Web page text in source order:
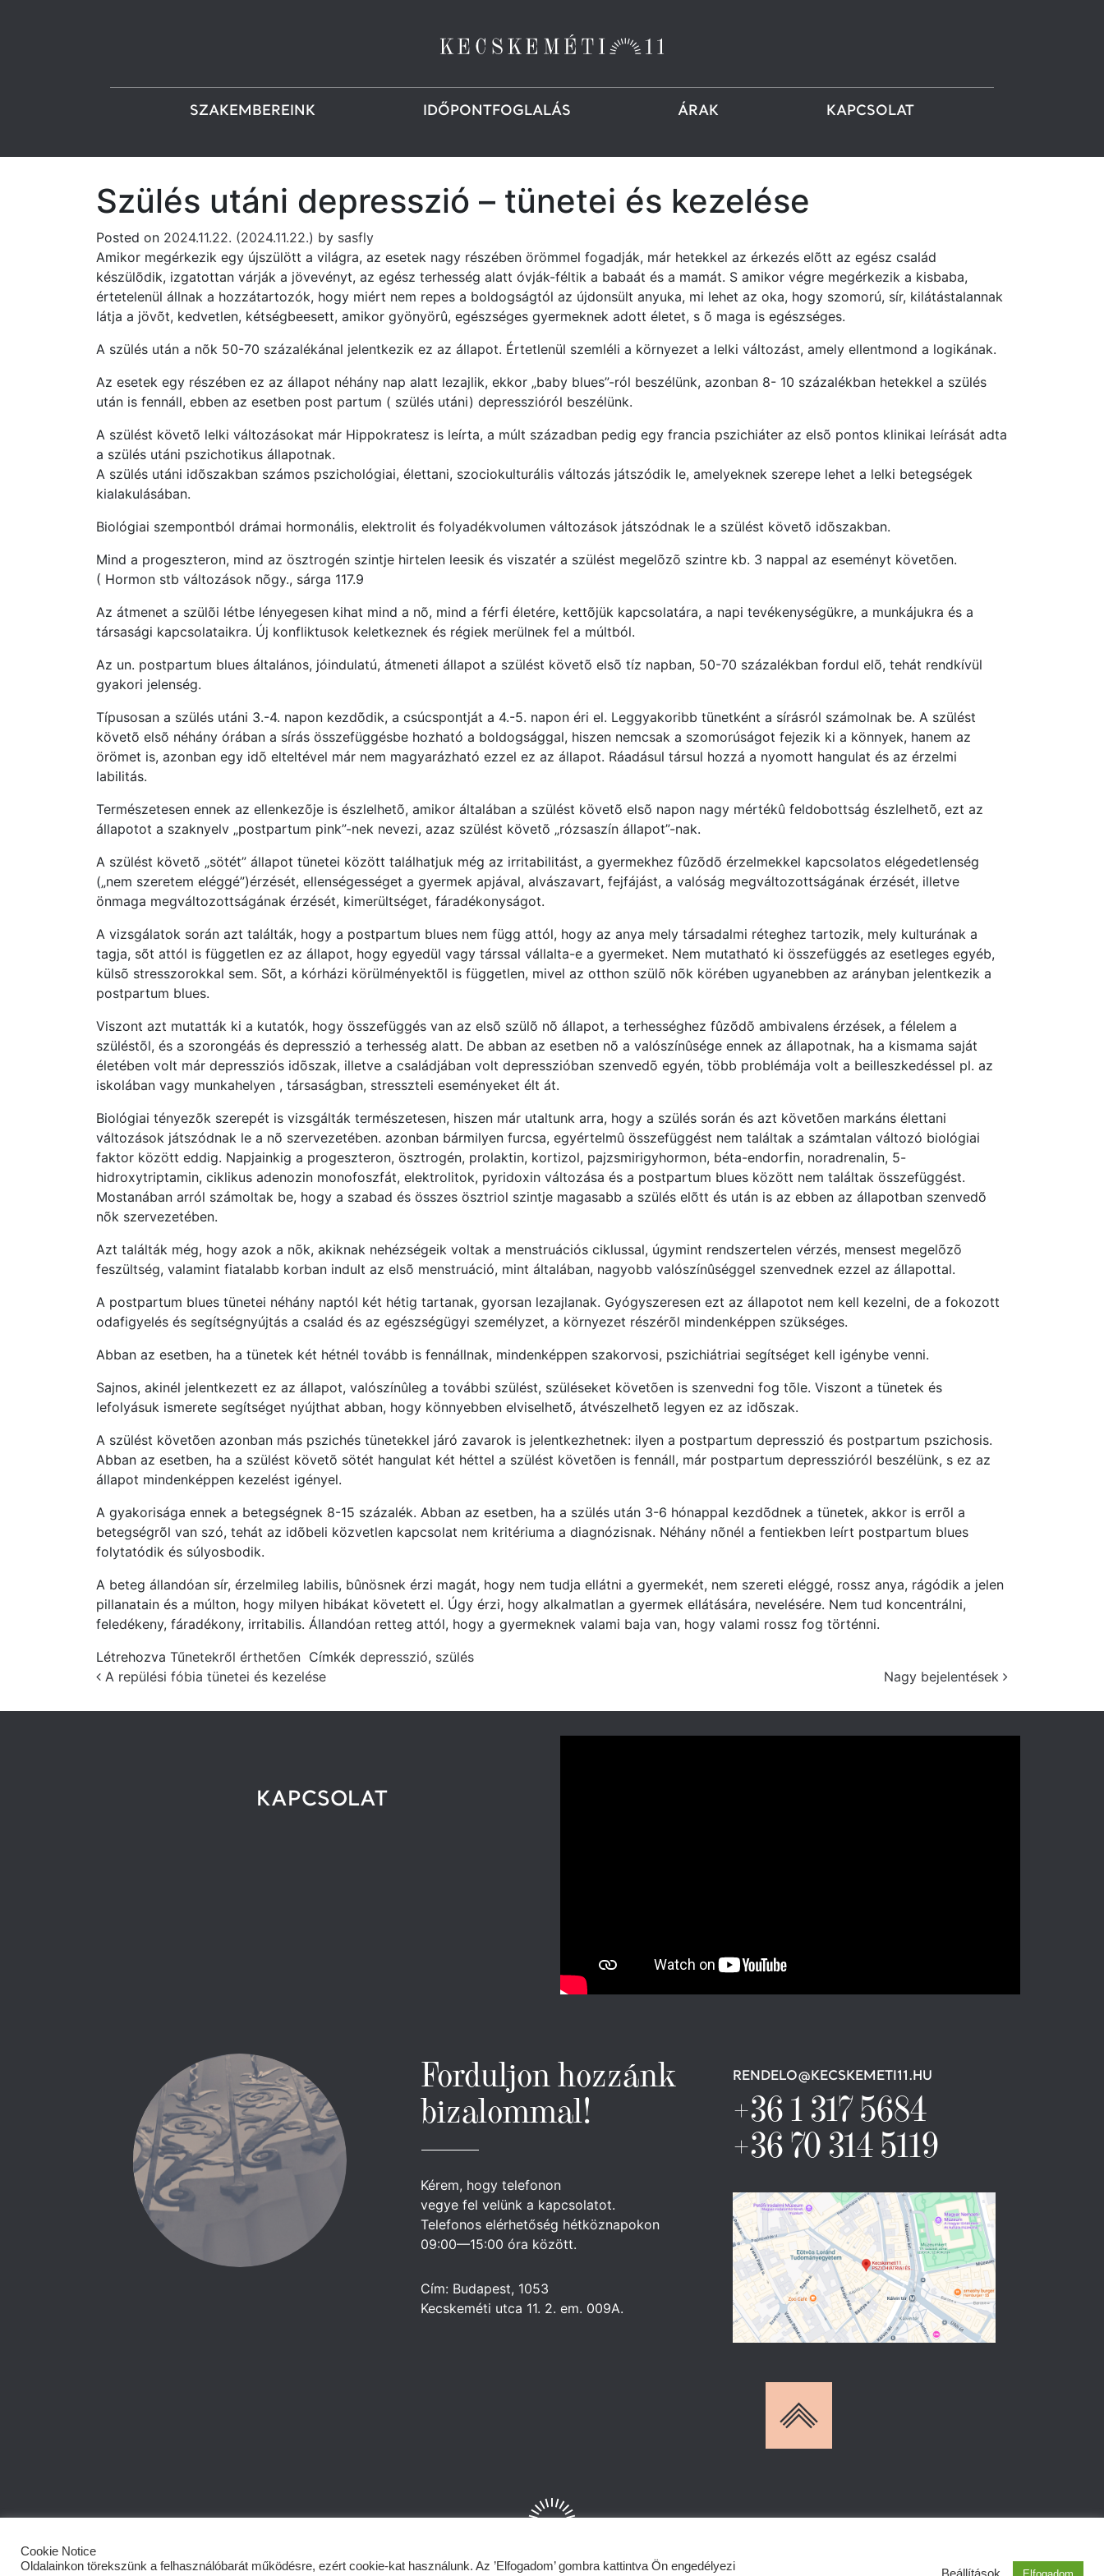
Main Navigation
SZAKEMBEREINK IDŐPONTFOGLALÁS ÁRAK KAPCSOLAT
Szülés utáni depresszió – tünetei és kezelése
Posted on 2024.11.22. (2024.11.22.) by sasfly
Amikor megérkezik egy újszülött a világra, az esetek nagy részében örömmel fogadják, már hetekkel az érkezés elõtt az egész család
készülõdik, izgatottan várják a jövevényt, az egész terhesség alatt óvják-féltik a babaát és a mamát. S amikor végre megérkezik a kisbaba,
értetelenül állnak a hozzátartozók, hogy miért nem repes a boldogságtól az újdonsült anyuka, mi lehet az oka, hogy szomorú, sír, kilátástalannak
látja a jövõt, kedvetlen, kétségbeesett, amikor gyönyörû, egészséges gyermeknek adott életet, s õ maga is egészséges.
A szülés után a nõk 50-70 százalékánal jelentkezik ez az állapot. Értetlenül szemléli a környezet a lelki változást, amely ellentmond a logikának.
Az esetek egy részében ez az állapot néhány nap alatt lezajlik, ekkor „baby blues”-ról beszélünk, azonban 8- 10 százalékban hetekkel a szülés
után is fennáll, ebben az esetben post partum ( szülés utáni) depresszióról beszélünk.
A szülést követõ lelki változásokat már Hippokratesz is leírta, a múlt században pedig egy francia pszichiáter az elsõ pontos klinikai leírását adta
a szülés utáni pszichotikus állapotnak.
A szülés utáni idõszakban számos pszichológiai, élettani, szociokulturális változás játszódik le, amelyeknek szerepe lehet a lelki betegségek
kialakulásában.
Biológiai szempontból drámai hormonális, elektrolit és folyadékvolumen változások játszódnak le a szülést követõ idõszakban.
Mind a progeszteron, mind az ösztrogén szintje hirtelen leesik és viszatér a szülést megelõzõ szintre kb. 3 nappal az eseményt követõen.
( Hormon stb változások nõgy., sárga 117.9
Az átmenet a szülõi létbe lényegesen kihat mind a nõ, mind a férfi életére, kettõjük kapcsolatára, a napi tevékenységükre, a munkájukra és a
társasági kapcsolataikra. Új konfliktusok keletkeznek és régiek merülnek fel a múltból.
Az un. postpartum blues általános, jóindulatú, átmeneti állapot a szülést követõ elsõ tíz napban, 50-70 százalékban fordul elõ, tehát rendkívül
gyakori jelenség.
Típusosan a szülés utáni 3.-4. napon kezdõdik, a csúcspontját a 4.-5. napon éri el. Leggyakoribb tünetként a sírásról számolnak be. A szülést
követõ elsõ néhány órában a sírás összefüggésbe hozható a boldogsággal, hiszen nemcsak a szomorúságot fejezik ki a könnyek, hanem az
örömet is, azonban egy idõ elteltével már nem magyarázható ezzel ez az állapot. Ráadásul társul hozzá a nyomott hangulat és az érzelmi
labilitás.
Természetesen ennek az ellenkezõje is észlelhetõ, amikor általában a szülést követõ elsõ napon nagy mértékû feldobottság észlelhetõ, ezt az
állapotot a szaknyelv „postpartum pink”-nek nevezi, azaz szülést követõ „rózsaszín állapot”-nak.
A szülést követõ „sötét” állapot tünetei között találhatjuk még az irritabilitást, a gyermekhez fûzõdõ érzelmekkel kapcsolatos elégedetlenség
(„nem szeretem eléggé”)érzését, ellenségességet a gyermek apjával, alvászavart, fejfájást, a valóság megváltozottságának érzését, illetve
önmaga megváltozottságának érzését, kimerültséget, fáradékonyságot.
A vizsgálatok során azt találták, hogy a postpartum blues nem függ attól, hogy az anya mely társadalmi réteghez tartozik, mely kulturának a
tagja, sõt attól is független ez az állapot, hogy egyedül vagy társsal vállalta-e a gyermeket. Nem mutatható ki összefüggés az esetleges egyéb,
külsõ stresszorokkal sem. Sõt, a kórházi körülményektõl is független, mivel az otthon szülõ nõk körében ugyanebben az arányban jelentkezik a
postpartum blues.
Viszont azt mutatták ki a kutatók, hogy összefüggés van az elsõ szülõ nõ állapot, a terhességhez fûzõdõ ambivalens érzések, a félelem a
szüléstõl, és a szorongéás és depresszió a terhesség alatt. De abban az esetben nõ a valószínûsége ennek az állapotnak, ha a kismama saját
életében volt már depressziós idõszak, illetve a családjában volt depresszióban szenvedõ egyén, több problémája volt a beilleszkedéssel pl. az
iskolában vagy munkahelyen , társaságban, stresszteli eseményeket élt át.
Biológiai tényezõk szerepét is vizsgálták természetesen, hiszen már utaltunk arra, hogy a szülés során és azt követõen markáns élettani
változások játszódnak le a nõ szervezetében. azonban bármilyen furcsa, egyértelmû összefüggést nem találtak a számtalan változó biológiai
faktor között eddig. Napjainkig a progeszteron, ösztrogén, prolaktin, kortizol, pajzsmirigyhormon, béta-endorfin, noradrenalin, 5-
hidroxytriptamin, ciklikus adenozin monofoszfát, elektrolitok, pyridoxin változása és a postpartum blues között nem találtak összefüggést.
Mostanában arról számoltak be, hogy a szabad és összes ösztriol szintje magasabb a szülés elõtt és után is az ebben az állapotban szenvedõ
nõk szervezetében.
Azt találták még, hogy azok a nõk, akiknak nehézségeik voltak a menstruációs ciklussal, úgymint rendszertelen vérzés, mensest megelõzõ
feszültség, valamint fiatalabb korban indult az elsõ menstruáció, mint általában, nagyobb valószínûséggel szenvednek ezzel az állapottal.
A postpartum blues tünetei néhány naptól két hétig tartanak, gyorsan lezajlanak. Gyógyszeresen ezt az állapotot nem kell kezelni, de a fokozott
odafigyelés és segítségnyújtás a család és az egészségügyi személyzet, a környezet részérõl mindenképpen szükséges.
Abban az esetben, ha a tünetek két hétnél tovább is fennállnak, mindenképpen szakorvosi, pszichiátriai segítséget kell igénybe venni.
Sajnos, akinél jelentkezett ez az állapot, valószínûleg a további szülést, szüléseket követõen is szenvedni fog tõle. Viszont a tünetek és
lefolyásuk ismerete segítséget nyújthat abban, hogy könnyebben elviselhetõ, átvészelhetõ legyen ez az idõszak.
A szülést követõen azonban más pszichés tünetekkel járó zavarok is jelentkezhetnek: ilyen a postpartum depresszió és postpartum pszichosis.
Abban az esetben, ha a szülést követõ sötét hangulat két héttel a szülést követõen is fennáll, már postpartum depresszióról beszélünk, s ez az
állapot mindenképpen kezelést igényel.
A gyakorisága ennek a betegségnek 8-15 százalék. Abban az esetben, ha a szülés után 3-6 hónappal kezdõdnek a tünetek, akkor is errõl a
betegségrõl van szó, tehát az idõbeli közvetlen kapcsolat nem kritériuma a diagnózisnak. Néhány nõnél a fentiekben leírt postpartum blues
folytatódik és súlyosbodik.
A beteg állandóan sír, érzelmileg labilis, bûnösnek érzi magát, hogy nem tudja ellátni a gyermekét, nem szereti eléggé, rossz anya, rágódik a jelen
pillanatain és a múlton, hogy milyen hibákat követett el. Úgy érzi, hogy alkalmatlan a gyermek ellátására, nevelésére. Nem tud koncentrálni,
feledékeny, fáradékony, irritabilis. Állandóan retteg attól, hogy a gyermeknek valami baja van, hogy valami rossz fog történni.
Létrehozva Tűnetekről érthetően Címkék depresszió, szülés
Post navigation
A repülési fóbia tünetei és kezelése Nagy bejelentések
KAPCSOLAT
Forduljon hozzánk
bizalommal!
Kérem, hogy telefonon
vegye fel velünk a kapcsolatot.
Telefonos elérhetőség hétköznapokon
09:00—15:00 óra között.
Cím: Budapest, 1053
Kecskeméti utca 11. 2. em. 009A.
RENDELO@KECSKEMETI11.HU
+36 1 317 5684
+36 70 314 5119
ADATKEZELÉS LINKEDIN BLOG
Cookie Notice
Oldalainkon törekszünk a felhasználóbarát működésre, ezért cookie-kat használunk. Az ’Elfogadom’ gombra kattintva Ön engedélyezi
Elfogadom